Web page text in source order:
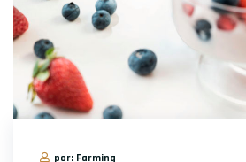
por: Farming